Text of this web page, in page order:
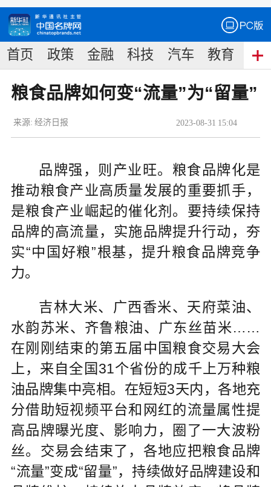
首页 政策 金融 科技 汽车 教育 食
粮食品牌如何变“流量”为“留量”
2023-08-31 15:04
来源: 经济日报
品牌强，则产业旺。粮食品牌化是
推动粮食产业高质量发展的重要抓手，
是粮食产业崛起的催化剂。要持续保持
品牌的高流量，实施品牌提升行动，夯
实“中国好粮”根基，提升粮食品牌竞争
力。
吉林大米、广西香米、天府菜油、
水韵苏米、齐鲁粮油、广东丝苗米……
在刚刚结束的第五届中国粮食交易大会
上，来自全国31个省份的成千上万种粮
油品牌集中亮相。在短短3天内，各地充
分借助短视频平台和网红的流量属性提
高品牌曝光度、影响力，圈了一大波粉
丝。交易会结束了，各地应把粮食品牌
“流量”变成“留量”，持续做好品牌建设和